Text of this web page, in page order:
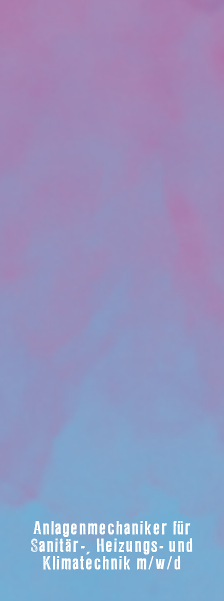
Anlagenmechaniker für
Sanitär-, Heizungs- und
Klimatechnik m/w/d